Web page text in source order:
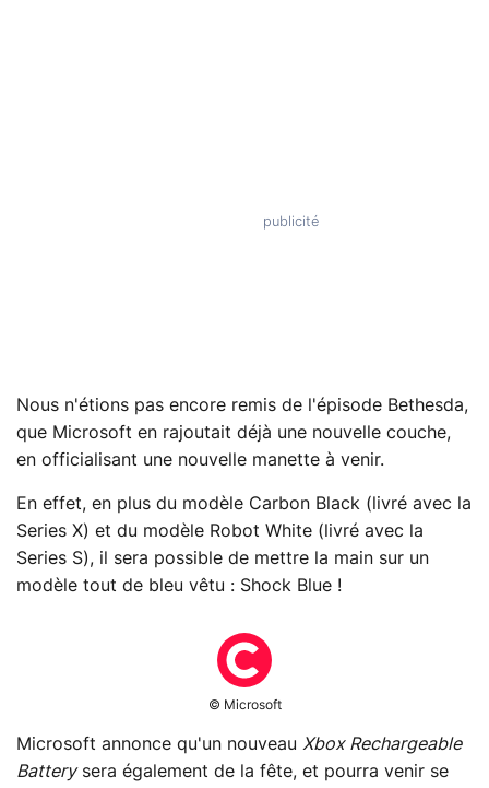
Nous n'étions pas encore remis de l'épisode Bethesda,
que Microsoft en rajoutait déjà une nouvelle couche,
en officialisant une nouvelle manette à venir.
En effet, en plus du modèle Carbon Black (livré avec la
Series X) et du modèle Robot White (livré avec la
Series S), il sera possible de mettre la main sur un
modèle tout de bleu vêtu : Shock Blue !
© Microsoft
Microsoft annonce qu'un nouveau Xbox Rechargeable
Batterysera également de la fête, et pourra venir se